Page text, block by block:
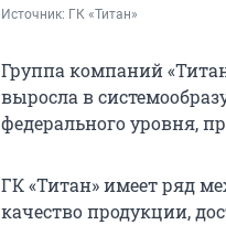
Источник: ГК «Титан»
Группа компаний
выросла в
федерального уровня,
ГК «Титан» имеет ряд
качество продукции,